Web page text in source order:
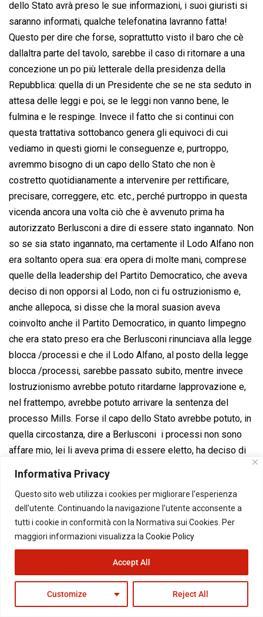
Informativa Privacy
Questo sito web utilizza i cookies per migliorare l'esperienza
dell'utente. Continuando la navigazione l'utente acconsente a
tutti i cookie in conformità con la Normativa sui Cookies. Per
maggiori informazioni visualizza la Cookie Policy
Customize Reject All
Accept All
dello Stato avrà preso le sue informazioni, i suoi giuristi si
saranno informati, qualche telefonatina lavranno fatta!
Questo per dire che forse, soprattutto visto il baro che cè
dallaltra parte del tavolo, sarebbe il caso di ritornare a una
concezione un po più letterale della presidenza della
Repubblica: quella di un Presidente che se ne sta seduto in
attesa delle leggi e poi, se le leggi non vanno bene, le
fulmina e le respinge. Invece il fatto che si continui con
questa trattativa sottobanco genera gli equivoci di cui
vediamo in questi giorni le conseguenze e, purtroppo,
avremmo bisogno di un capo dello Stato che non è
costretto quotidianamente a intervenire per rettificare,
precisare, correggere, etc. etc., perché purtroppo in questa
vicenda ancora una volta ciò che è avvenuto prima ha
autorizzato Berlusconi a dire di essere stato ingannato. Non
so se sia stato ingannato, ma certamente il Lodo Alfano non
era soltanto opera sua: era opera di molte mani, comprese
quelle della leadership del Partito Democratico, che aveva
deciso di non opporsi al Lodo, non ci fu ostruzionismo e,
anche allepoca, si disse che la moral suasion aveva
coinvolto anche il Partito Democratico, in quanto limpegno
che era stato preso era che Berlusconi rinunciava alla legge
blocca /processi e che il Lodo Alfano, al posto della legge
blocca /processi, sarebbe passato subito, mentre invece
lostruzionismo avrebbe potuto ritardarne lapprovazione e,
nel frattempo, avrebbe potuto arrivare la sentenza del
processo Mills. Forse il capo dello Stato avrebbe potuto, in
quella circostanza, dire a Berlusconi  i processi non sono
affare mio, lei li aveva prima di essere eletto, ha deciso di
arrivano alla fine, i processi producono una sentenza: se lei
ritiene che non ci debbano essere dei processi a carico del
Presidente del Consiglio perché il Presidente del Consiglio
faccia come ha fatto Nixon, faccia come ha fatto Devil Pain,
faccia come ha fatto Olmert, faccia come ha fatto il
governatore dello stato di New York, se ha unindagine e
pensa di essere troppo occupato appresso a quellindagine